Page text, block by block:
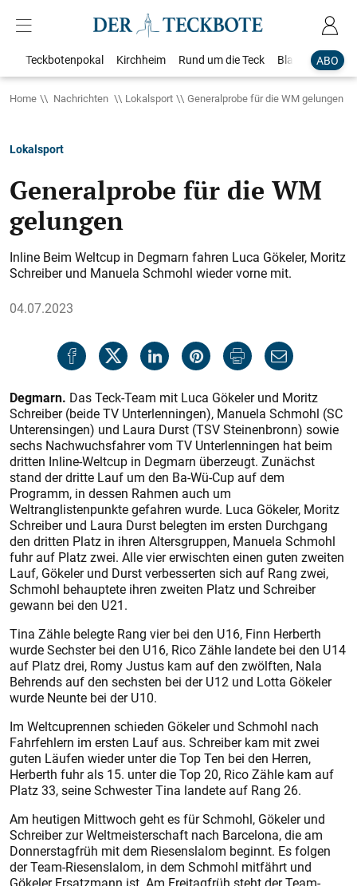
ABO
Teckbotenpokal Kirchheim Rund um die Teck Blaulicht
Home Nachrichten Lokalsport Generalprobe für die WM gelungen
Lokalsport
Generalprobe für die WM
gelungen
Inline Beim Weltcup in Degmarn fahren Luca Gökeler, Moritz
Schreiber und Manuela Schmohl wieder vorne mit.
04.07.2023
Degmarn. Das Teck-Team mit Luca Gökeler und Moritz
Schreiber (beide TV Unterlenningen), Manuela Schmohl (SC
Unterensingen) und Laura Durst (TSV Steinenbronn) sowie
sechs Nachwuchsfahrer vom TV Unterlenningen hat beim
dritten Inline-Weltcup in Degmarn überzeugt. Zunächst
stand der dritte Lauf um den Ba-Wü-Cup auf dem
Programm, in dessen Rahmen auch um
Weltranglistenpunkte gefahren wurde. Luca Gökeler, Moritz
Schreiber und Laura Durst belegten im ersten Durchgang
den dritten Platz in ihren Altersgruppen, Manuela Schmohl
fuhr auf Platz zwei. Alle vier erwischten einen guten zweiten
Lauf, Gökeler und Durst verbesserten sich auf Rang zwei,
Schmohl behauptete ihren zweiten Platz und Schreiber
gewann bei den U 21.
Tina Zähle belegte Rang vier bei den U 16, Finn Herberth
wurde Sechster bei den U 16, Rico Zähle landete bei den U 14
auf Platz drei, Romy Justus kam auf den zwölften, Nala
Behrends auf den sechsten bei der U 12 und Lotta Gökeler
wurde Neunte bei der U 10.
Im Weltcuprennen schieden Gökeler und Schmohl nach
Fahrfehlern im ersten Lauf aus. Schreiber kam mit zwei
guten Läufen wieder unter die Top Ten bei den Herren,
Herberth fuhr als 15. unter die Top 20, Rico Zähle kam auf
Platz 33, seine Schwester Tina landete auf Rang 26.
Am heutigen Mittwoch geht es für Schmohl, Gökeler und
Schreiber zur Weltmeisterschaft nach Barcelona, die am
Donnerstagfrüh mit dem Riesenslalom beginnt. Es folgen
der Team-Riesenslalom, in dem Schmohl mitfährt und